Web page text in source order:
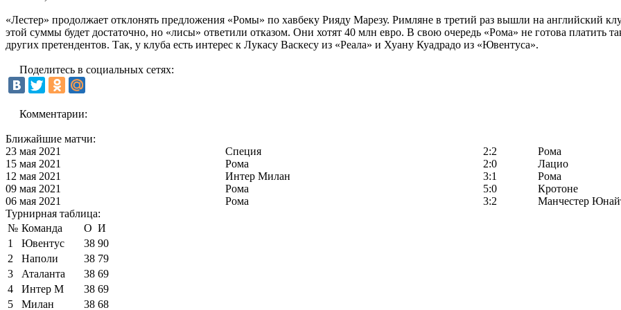
«Лестер» продолжает отклонять предложения «Ромы» по хавбеку Рияду Марезу. Римляне в третий раз вышли на английский
этой суммы будет достаточно, но «лисы» ответили отказом. Они хотят 40 млн евро. В свою очередь «Рома» не готова платить
других претендентов. Так, у клуба есть интерес к Лукасу Васкесу из «Реала» и Хуану Куадрадо из «Ювентуса».
Поделитесь в социальных сетях:
Комментарии:
Ближайшие матчи:
23 мая 2021
Специя 2:2
Рома
15 мая 2021
Рома 2:0
Лацио
12 мая 2021
Интер Милан 3:1
Рома
09 мая 2021
Рома 5:0
Кротоне
06 мая 2021
Рома 3:2
Манчестер
Турнирная таблица:
№ Команда О И
1
Ювентус 38 90
2
Наполи 38 79
3
Аталанта 38 69
4
Интер М 38 69
5
Милан 38 68